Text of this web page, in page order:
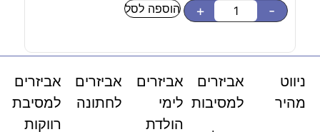
-
+ הוספה לסל
ניווט
מהיר
אביזרים
למסיבות
אביזרים
לימי
הולדת
אביזרים
לחתונה
אביזרים
למסיבת
רווקות